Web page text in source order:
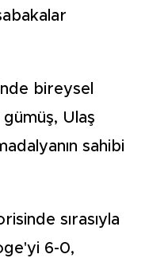
bireysel
gümüş, Ulaş
sahibi
sırasıyla
6-0,